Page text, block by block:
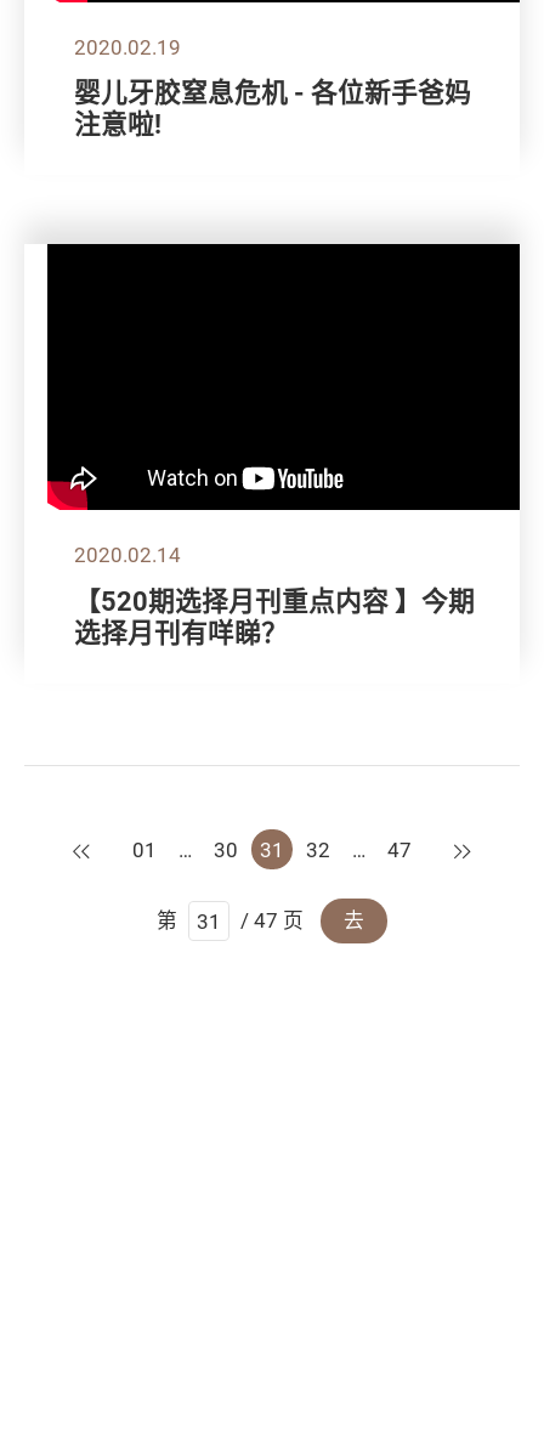
2020.02.19
婴儿牙胶窒息危机 - 各位新手爸妈
注意啦!
2020.02.14
【520期选择月刊重点内容 】今期
选择月刊有咩睇？
上一页
01 … 30 31 32 … 47 下一页
第 / 47 页 去